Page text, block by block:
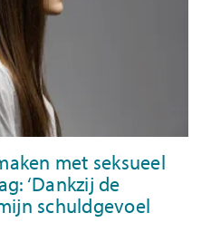
met seksueel
‘Dankzij de
schuldgevoel